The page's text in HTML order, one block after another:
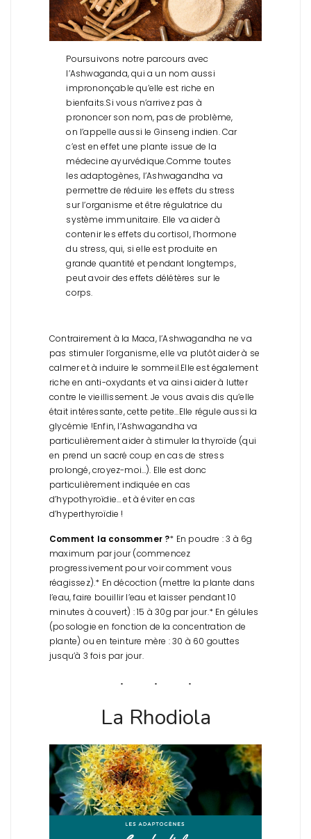
Poursuivons notre parcours avec
l’Ashwaganda, qui a un nom aussi
imprononçable qu’elle est riche en
bienfaits.Si vous n’arrivez pas à
prononcer son nom, pas de problème,
on l’appelle aussi le Ginseng indien. Car
c’est en effet une plante issue de la
médecine ayurvédique.Comme toutes
les adaptogènes, l’Ashwagandha va
permettre de réduire les effets du stress
sur l’organisme et être régulatrice du
système immunitaire. Elle va aider à
contenir les effets du cortisol, l’hormone
du stress, qui, si elle est produite en
grande quantité et pendant longtemps,
peut avoir des effets délétères sur le
corps.
Contrairement à la Maca, l’Ashwagandha ne va
pas stimuler l’organisme, elle va plutôt aider à se
calmer et à induire le sommeil.Elle est également
riche en anti-oxydants et va ainsi aider à lutter
contre le vieillissement. Je vous avais dis qu’elle
était intéressante, cette petite…Elle régule aussi la
glycémie !Enfin, l’Ashwagandha va
particulièrement aider à stimuler la thyroïde (qui
en prend un sacré coup en cas de stress
prolongé, croyez-moi…). Elle est donc
particulièrement indiquée en cas
d’hypothyroïdie… et à éviter en cas
d’hyperthyroïdie !
Comment la consommer ?* En poudre : 3 à 6g
maximum par jour (commencez
progressivement pour voir comment vous
réagissez).* En décoction (mettre la plante dans
l’eau, faire bouillir l’eau et laisser pendant 10
minutes à couvert) : 15 à 30g par jour.* En gélules
(posologie en fonction de la concentration de
plante) ou en teinture mère : 30 à 60 gouttes
jusqu’à 3 fois par jour.
La Rhodiola